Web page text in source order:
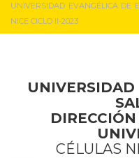
UNIVERSIDAD EVANGÉLICA DE
NICE CICLO II-2023
CÉLULAS